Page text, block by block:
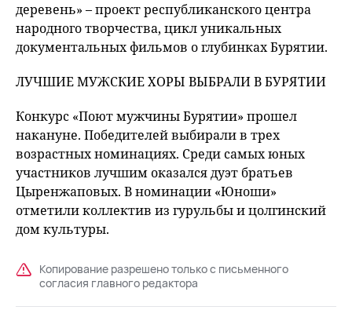
деревень» – проект республиканского центра
народного творчества, цикл уникальных
документальных фильмов о глубинках Бурятии.
ЛУЧШИЕ МУЖСКИЕ ХОРЫ ВЫБРАЛИ В БУРЯТИИ
Конкурс «Поют мужчины Бурятии» прошел
накануне. Победителей выбирали в трех
возрастных номинациях. Среди самых юных
участников лучшим оказался дуэт братьев
Цыренжаповых. В номинации «Юноши»
отметили коллектив из гурульбы и цолгинский
дом культуры.
Копирование разрешено только с письменного
согласия главного редактора